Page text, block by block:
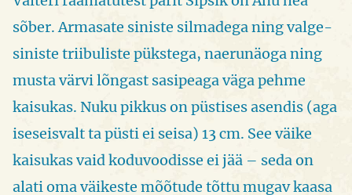
sõber. Armasate siniste silmadega ning valge-
siniste triibuliste pükstega, naerunäoga ning
musta värvi lõngast sasipeaga väga pehme
kaisukas. Nuku pikkus on püstises asendis (aga
iseseisvalt ta püsti ei seisa) 13 cm. See väike
kaisukas vaid koduvoodisse ei jää – seda on
alati oma väikeste mõõtude tõttu mugav kaasa